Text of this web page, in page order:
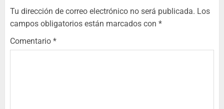
Tu dirección de correo electrónico no será publicada. Los
campos obligatorios están marcados con *
Comentario *